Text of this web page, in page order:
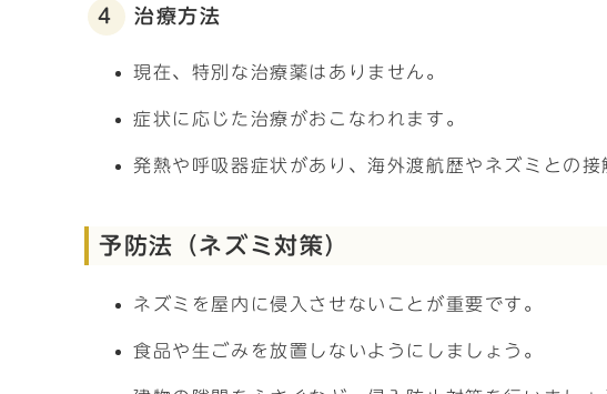
4 治療方法
現在、特別な治療薬はありません。
症状に応じた治療がおこなわれます。
発熱や呼吸器症状があり、海外渡航歴やネズミとの
予防法（ネズミ対策）
ネズミを屋内に侵入させないことが重要です。
食品や生ごみを放置しないようにしましょう。